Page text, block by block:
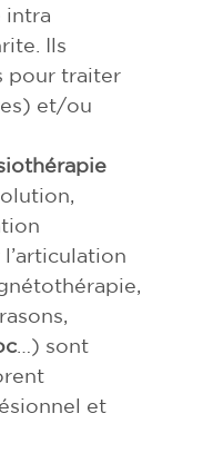
intra
Ils
pour traiter
et/ou
…) sont
et